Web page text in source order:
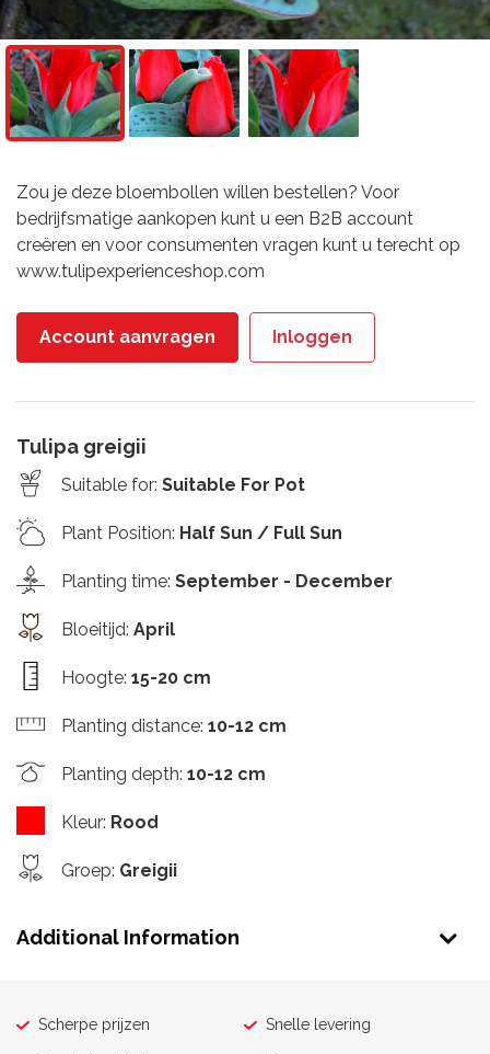
Zou je deze bloembollen willen bestellen? Voor
bedrijfsmatige aankopen kunt u een B2B account
creëren en voor consumenten vragen kunt u terecht op
www.tulipexperienceshop.com
Account aanvragen Inloggen
Tulipa greigii
Suitable for: Suitable For Pot
Plant Position: Half Sun / Full Sun
Planting time: September - December
Bloeitijd: April
Hoogte: 15-20 cm
Planting distance: 10-12 cm
Planting depth: 10-12 cm
Kleur: Rood
Groep: Greigii
Additional Information
Scherpe prijzen Snelle levering